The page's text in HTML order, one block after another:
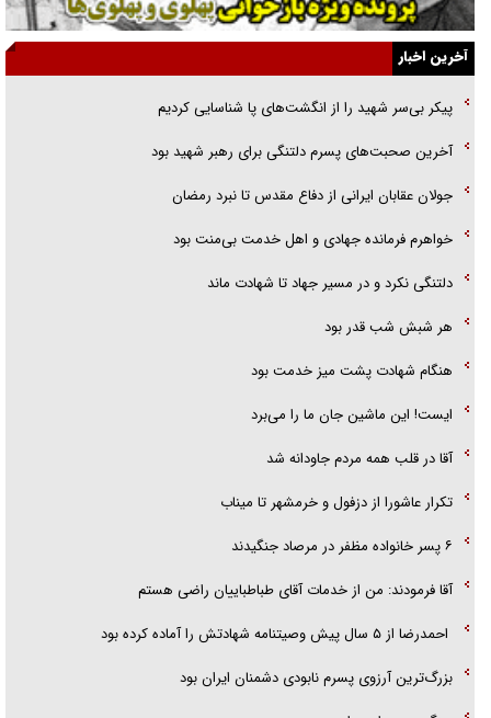
الگوی وحدت‌آفرین در ادراک سیاست خارجی
گفتگوی دکتر اخوان مدیرمسئول روزنامه جوان با برنامه تلویزیونی «نبرد
هرمز»
امام حسین (ع) کشته سیرت‌های عصر جاهلی شد
فریاد‌ها و ناله‌های دوستان مبارزدلم را آتش می‌زد
آخرین اخبار
پیکر بی‌سر شهید را از انگشت‌های پا شناسایی کردیم
آخرین صحبت‌های پسرم دلتنگی برای رهبر شهید بود
جولان عقابان ایرانی از دفاع مقدس تا نبرد رمضان
خواهرم فرمانده جهادی و اهل خدمت بی‌منت بود
دلتنگی نکرد و در مسیر جهاد تا شهادت ماند
هر شبش شب قدر بود
هنگام شهادت پشت میز خدمت بود
ایست! این ماشین جان ما را می‌برد
آقا در قلب همه مردم جاودانه شد
تکرار عاشورا از دزفول و خرمشهر تا میناب
۶ پسر خانواده مظفر در مرصاد جنگیدند
آقا فرمودند: من از خدمات آقای طباطباییان راضی هستم
احمدرضا از ۵ سال پیش وصیتنامه شهادتش را آماده کرده بود
بزرگ‌ترین آرزوی پسرم نابودی دشمنان ایران بود